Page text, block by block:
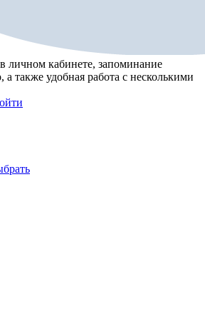
в личном кабинете, запоминание
, а также удобная работа с несколькими